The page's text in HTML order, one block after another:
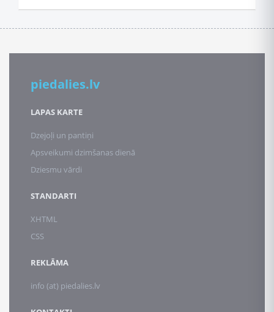
piedalies.lv
LAPAS KARTE
Dzejoļi un pantiņi
Apsveikumi dzimšanas dienā
Dziesmu vārdi
STANDARTI
XHTML
CSS
REKLĀMA
info (at) piedalies.lv